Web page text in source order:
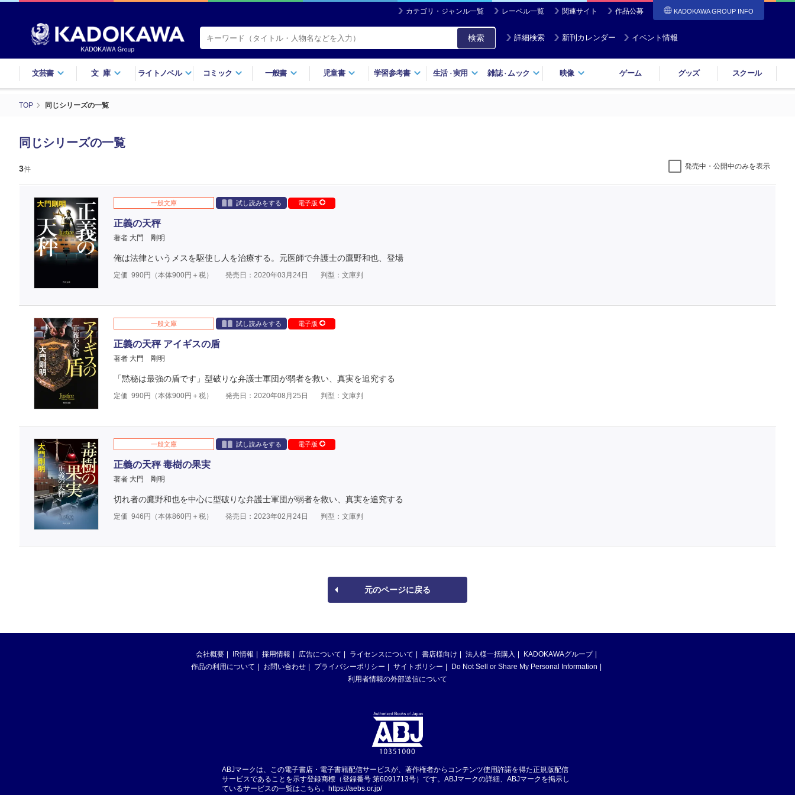
カテゴリ・ジャンル一覧 レーベル一覧 関連サイト 作品公募 KADOKAWA GROUP INFO
検索 詳細検索 新刊カレンダー イベント情報
文芸書 文庫 ライトノベル コミック 一般書 児童書 学習参考書 生活・実用 雑誌・ ムック 映像 ゲーム グッズ スクール
TOP 同じシリーズの一覧
同じシリーズの一覧
3件 発売中・公開中のみを表示
一般文庫 試し読みをする 電子版
正義の天秤
著者 大門 剛明
俺は法律というメスを駆使し人を治療する。元医師で弁護士の鷹野和也、登場
定価 990円（本体900円＋税） 発売日：2020年03月24日 判型：文庫判
一般文庫 試し読みをする 電子版
正義の天秤 アイギスの盾
著者 大門 剛明
「黙秘は最強の盾です」型破りな弁護士軍団が弱者を救い、真実を追究する
定価 990円（本体900円＋税） 発売日：2020年08月25日 判型：文庫判
一般文庫 試し読みをする 電子版
正義の天秤 毒樹の果実
著者 大門 剛明
切れ者の鷹野和也を中心に型破りな弁護士軍団が弱者を救い、真実を追究する
定価 946 円（本体860円＋税） 発売日：2023年02月24日 判型：文庫判
元のページに戻る
会社概要 IR情報 採用情報 広告について ライセンスについて 書店様向け 法人様一括購入
KADOKAWAグループ
作品の利用について
お問い合わせ プライバシーポリシー サイトポリシー
Do Not Sell or Share My Personal Information
利用者情報の外部送信について
ABJマークは、この電子書店・電子書籍配信サービスが、著作権者からコンテンツ使用許諾を得た正規版配信
サービスであることを示す登録商標（登録番号 第6091713号）です。ABJマークの詳細、ABJマークを掲示し
ているサービスの一覧はこちら。 https://aebs.or.jp/